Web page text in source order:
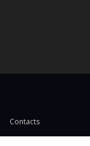
Contacts